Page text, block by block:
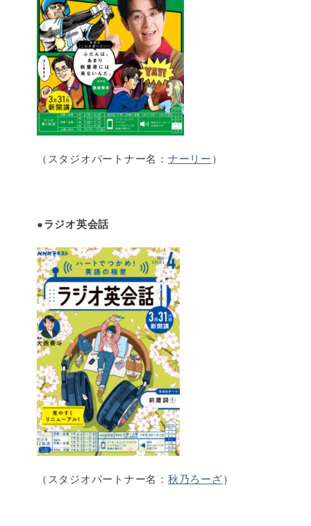
（スタジオパートナー名： ナーリー ）
●ラジオ英会話
（スタジオパートナー名： 秋乃ろーざ）